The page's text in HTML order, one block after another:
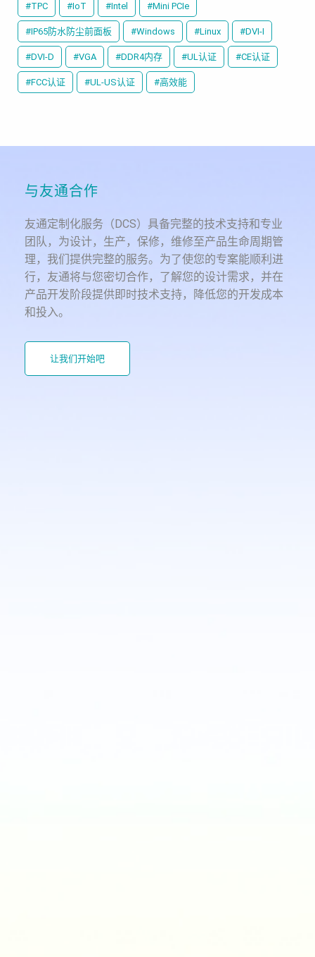
#TPC #IoT #Intel #Mini PCIe
#IP65防水防尘前面板 #Windows #Linux #DVI-I
#DVI-D #VGA #DDR4内存 #UL认证 #CE认证
#FCC认证 #UL-US认证 #高效能
与友通合作
友通定制化服务（DCS）具备完整的技术支持和专业
团队，为设计，生产，保修，维修至产品生命周期管
理，我们提供完整的服务。为了使您的专案能顺利进
行，友通将与您密切合作，了解您的设计需求，并在
产品开发阶段提供即时技术支持，降低您的开发成本
和投入。
让我们开始吧